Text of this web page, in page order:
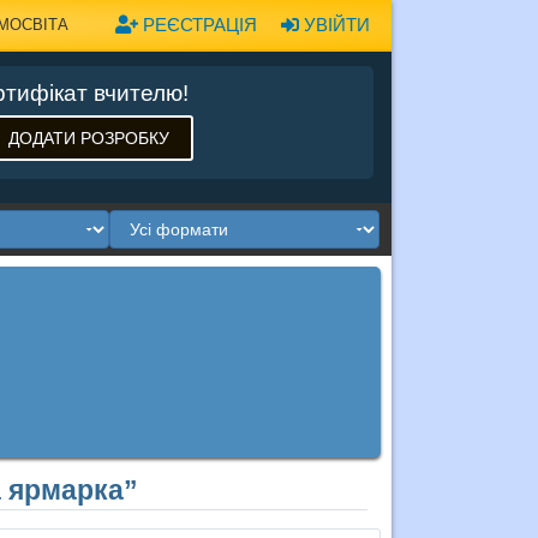
УВІЙТИ
РЕЄСТРАЦІЯ
вчителю!
ДОДАТИ РОЗРОБКУ
ярмарка”